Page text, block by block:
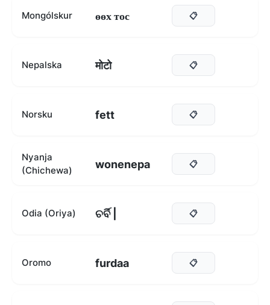
Mongólskur өөх тос 📋
Nepalska मोटो 📋
Norsku fett 📋
Nyanja
(Chichewa)
wonenepa 📋
Odia (Oriya) ଚର୍ବି | 📋
Oromo furdaa 📋